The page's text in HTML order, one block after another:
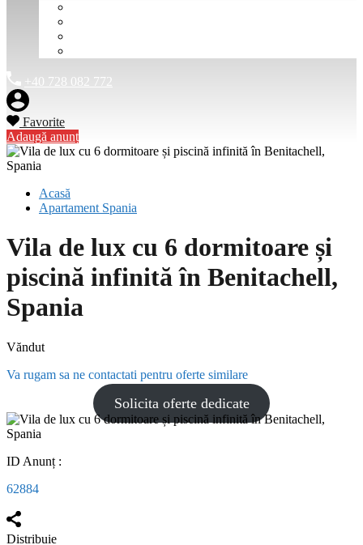
+40 728 082 772
Favorite
Adaugă anunț
Acasă
Apartament Spania
Vila de lux cu 6 dormitoare și
piscină infinită în Benitachell,
Spania
Văndut
Va rugam sa ne contactati pentru oferte similare
Solicita oferte dedicate
ID Anunț :
62884
Distribuie